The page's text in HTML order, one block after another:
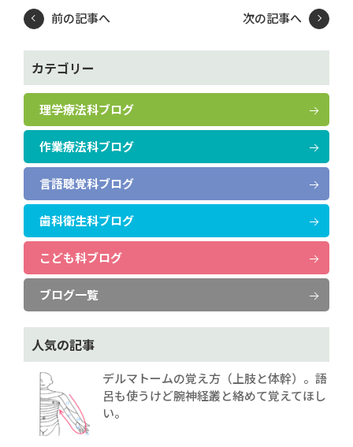
前の記事へ 次の記事へ
カテゴリー
理学療法科ブログ
作業療法科ブログ
言語聴覚科ブログ
歯科衛生科ブログ
こども科ブログ
ブログ一覧
人気の記事
デルマトームの覚え方（上肢と体幹）。語
呂も使うけど腕神経叢と絡めて覚えてほし
い。